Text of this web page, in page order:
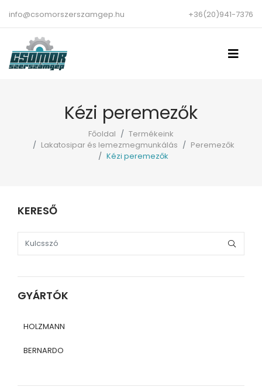
info@csomorszerszamgep.hu +36(20)941-7376
Kézi peremezők
Főoldal
Termékeink
Lakatosipar és lemezmegmunkálás
Peremezők
Kézi peremezők
KERESŐ
GYÁRTÓK
HOLZMANN
BERNARDO